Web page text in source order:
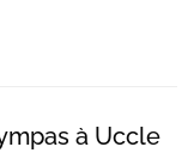
à Uccle